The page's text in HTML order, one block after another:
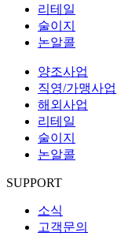
리테일
술이지
논알콜
양조사업
직영/가맹사업
해외사업
리테일
술이지
논알콜
SUPPORT
소식
고객문의